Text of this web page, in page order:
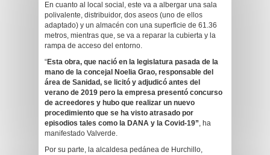
En cuanto al local social, este va a albergar una sala
polivalente, distribuidor, dos aseos (uno de ellos
adaptado) y un almacén con una superficie de 61.36
metros, mientras que, se va a reparar la cubierta y la
rampa de acceso del entorno.
“Esta obra, que nació en la legislatura pasada de la
mano de la concejal Noelia Grao, responsable del
área de Sanidad, se licitó y adjudicó antes del
verano de 2019 pero la empresa presentó concurso
de acreedores y hubo que realizar un nuevo
procedimiento que se ha visto atrasado por
episodios tales como la DANA y la Covid-19”, ha
manifestado Valverde.
Por su parte, la alcaldesa pedánea de Hurchillo,